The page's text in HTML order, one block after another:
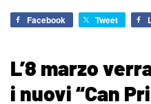
Facebook Tweet
L’8 marzo
i nuovi “Can